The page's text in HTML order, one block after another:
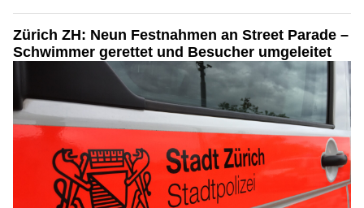
Zürich ZH: Neun Festnahmen an Street Parade –
Schwimmer gerettet und Besucher umgeleitet